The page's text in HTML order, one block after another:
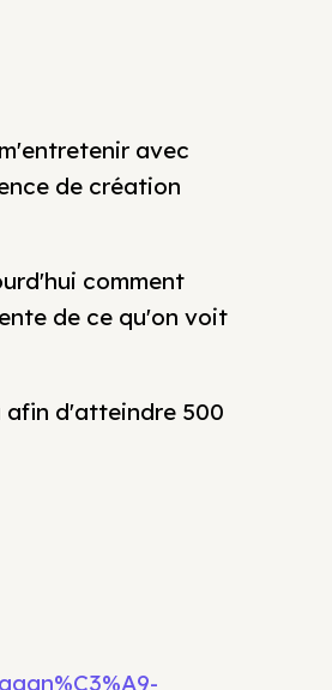
avec
de création
comment
de ce qu'on voit
afin d'atteindre 500